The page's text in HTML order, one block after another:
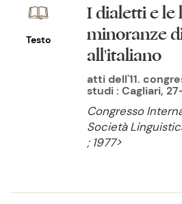
Testo
I dialetti e le
minoranze
all'italiano
atti dell'11.
studi : Cagliari,
Congresso
Società
; 1977>